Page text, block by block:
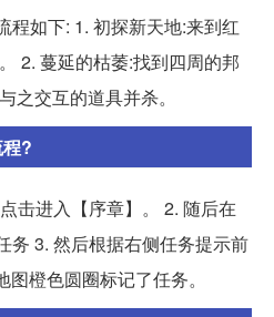
程如下: 1. 初探新天地:来到红
2. 蔓延的枯萎:找到四周的邦
之交互的道具并杀。
?
击进入【序章】。 2. 随后在
务 3. 然后根据右侧任务提示前
橙色圆圈标记了任务。